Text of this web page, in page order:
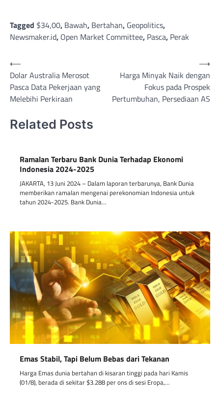
Tagged $34,00, Bawah, Bertahan, Geopolitics,
Newsmaker.id, Open Market Committee, Pasca, Perak
Post
navigation
⟵
Dolar Australia Merosot
Pasca Data Pekerjaan yang
Melebihi Perkiraan
Harga Minyak Naik dengan
Fokus pada Prospek
Pertumbuhan, Persediaan AS
⟶
Related Posts
Ramalan Terbaru Bank Dunia Terhadap Ekonomi
Indonesia 2024-2025
JAKARTA, 13 Juni 2024 – Dalam laporan terbarunya, Bank Dunia
memberikan ramalan mengenai perekonomian Indonesia untuk
tahun 2024-2025. Bank Dunia…
Emas Stabil, Tapi Belum Bebas dari Tekanan
Harga Emas dunia bertahan di kisaran tinggi pada hari Kamis
(01/8), berada di sekitar $3.288 per ons di sesi Eropa,…